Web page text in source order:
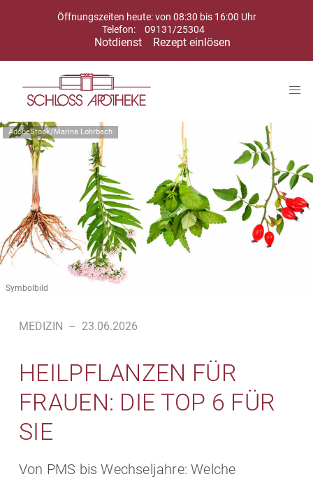
Öffnungszeiten heute: von 08:30 bis 16:00 Uhr
Telefon:
09131/25304
Notdienst Rezept einlösen
AdobeStock/Marina Lohrbach
Symbolbild
MEDIZIN – 23.06.2026
HEILPFLANZEN FÜR
FRAUEN: DIE TOP 6 FÜR
SIE
Von PMS bis Wechseljahre: Welche